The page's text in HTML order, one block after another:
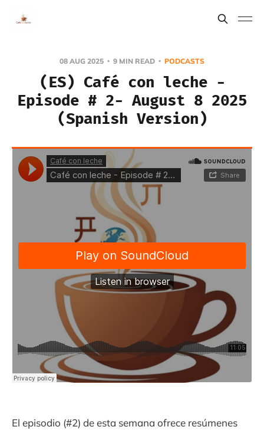
08 AUG 2025 9 MIN READ PODCASTS
(ES) Café con leche -
Episode # 2- August 8 2025
(Spanish Version)
El episodio (#2) de esta semana ofrece resúmenes